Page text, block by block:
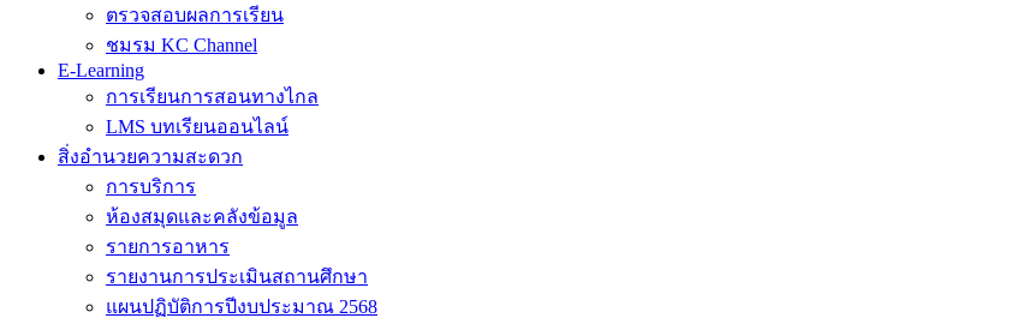
ตรวจสอบผลการเรียน
ชมรม KC Channel
E-Learning
การเรียนการสอนทางไกล
LMS บทเรียนออนไลน์
สิ่งอำนวยความสะดวก
การบริการ
ห้องสมุดและคลังข้อมูล
รายการอาหาร
รายงานการประเมินสถานศึกษา
แผนปฏิบัติการปีงบประมาณ 2568